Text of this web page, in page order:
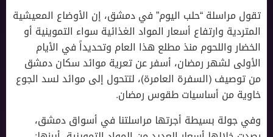
تقول مراسلة “حلب اليوم” في دمشق، إن الأوضاع المعيشية
المتردية وارتفاع أسعار المواد الغذائية سواء التموينية أو
الخضار واللحوم منذ مطلع هذا العام وتحديداً في الأيام
الأولى لشهر رمضان، أسفر عن تعرية موائد سكان دمشق
من توصيف (السفرة العامرة)، لتتحول إلى موائد لسد الجوع
خاوية من أساسيات طقوس رمضان.
وفي جولة بسيطة أجرتها مراسلتنا في أسواق دمشق،